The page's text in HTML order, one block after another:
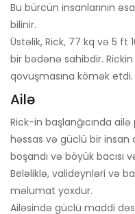
Bu bürcün insanlarının
bilinir.
Üstəlik, Rick, 77 kq və 5 ft
bir bədənə sahibdir. Rickin
qovuşmasına kömək
Ailə
Rick-in başlanğıcında
həssas və güclü bir insan
boşandı və böyük bacısı
Beləliklə, valideynləri və
məlumat yoxdur.
Ailəsində güclü maddi